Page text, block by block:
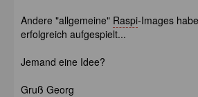
Andere "allgemeine" Raspi-Images
erfolgreich aufgespielt...
Jemand eine Idee?
Gruß Georg